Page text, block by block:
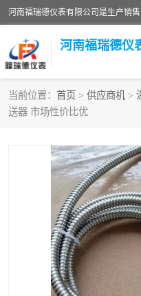
河南福瑞德仪
当前位置： 首页 > 供应商机 >
送器 市场性价比优
液位计
压力传感器
差压变送器
液氨液位计
油量传感器